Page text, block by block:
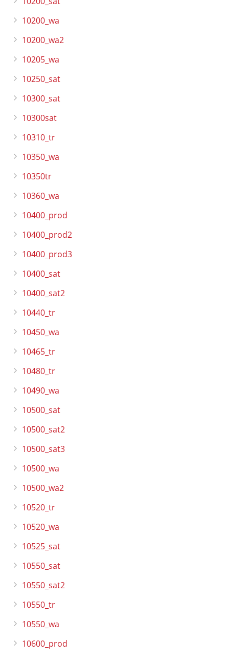
10200_wa
10200_wa2
10205_wa
10250_sat
10300_sat
10300sat
10310_tr
10350_wa
10350tr
10360_wa
10400_prod
10400_prod2
10400_prod3
10400_sat
10400_sat2
10440_tr
10450_wa
10465_tr
10480_tr
10490_wa
10500_sat
10500_sat2
10500_sat3
10500_wa
10500_wa2
10520_tr
10520_wa
10525_sat
10550_sat
10550_sat2
10550_tr
10550_wa
10600_prod